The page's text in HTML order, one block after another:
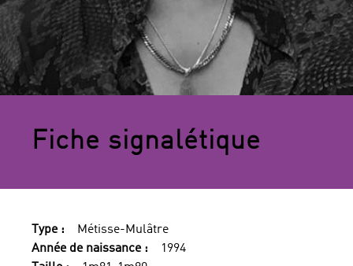
Fiche signalétique
Type :
Métisse-Mulâtre
Année de naissance :
1994